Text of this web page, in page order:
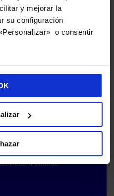
y mejorar la
su configuración
o consentir
de sostenibilidad para
industrial